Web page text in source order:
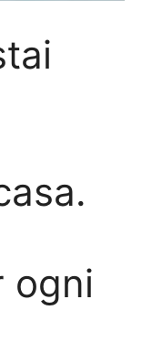
ogni